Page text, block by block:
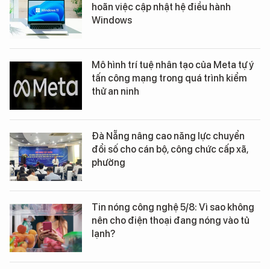
hoãn việc cập nhật hệ điều hành
Windows
Mô hình trí tuệ nhân tạo của Meta tự ý
tấn công mạng trong quá trình kiểm
thử an ninh
Đà Nẵng nâng cao năng lực chuyển
đổi số cho cán bộ, công chức cấp xã,
phường
Tin nóng công nghệ 5/8: Vì sao không
nên cho điện thoại đang nóng vào tủ
lạnh?